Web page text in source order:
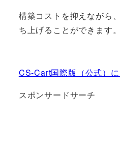
構築コストを抑えながら
ち上げることができます。
CS-Cart国際版（公式）
スポンサードサーチ